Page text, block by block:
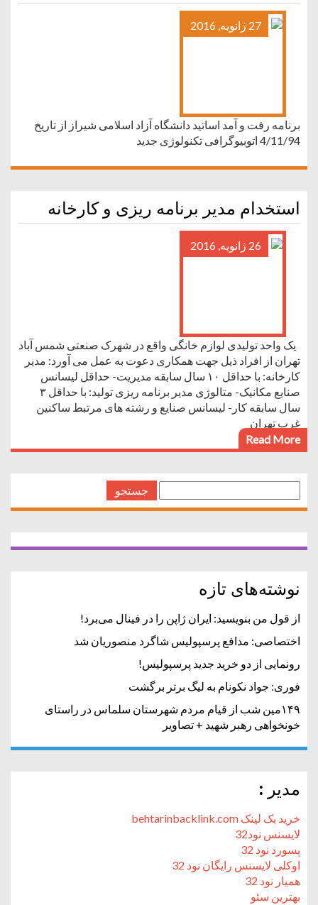
27 ژانویه, 2016
برنامه رفت و آمد اساتید دانشگاه آزاد اسلامی شیراز از تاریخ
4/11/94 اتوبیوگرافی تکنولوژی جدید
استخدام مدیر برنامه ریزی و کارخانه
26 ژانویه, 2016
یک واحد تولیدی لوازم خانگی واقع در شهرک صنعتی شمس آباد
تهران از افراد ذیل جهت همکاری دعوت به عمل می آورد: مدیر
کارخانه: با حداقل ۱۰ سال سابقه مدیریت- حداقل لیسانس
صنایع مکانیک- متالوژی مدیر برنامه ریزی تولید: با حداقل ۳
سال سابقه کار- لیسانس صنایع و رشته های مرتبط ساکنین
غرب تهران
Read More
برای:
نوشته‌های تازه
از قول من بنویسید: ایران ژاپن را در فینال می‌برد!
اختصاصی: مدافع پرسپولیس شاگرد منصوریان شد
رونمایی از دو خرید جدید پرسپولیس!
فوری: جواد نکونام به لیگ برتر برگشت
۱۴۹مین شب از قیام مردم شهرستان سلماس در راستای
خونخواهی رهبر شهید + تصاویر
مدیر :
خرید بک لینک behtarinbacklink.com
لایسنس نود32
پسورد نود 32
اوکلی لایسنس رایگان نود 32
همیار نود 32
بهترین سئو